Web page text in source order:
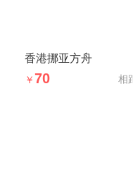
香港挪亚方舟
￥70 相